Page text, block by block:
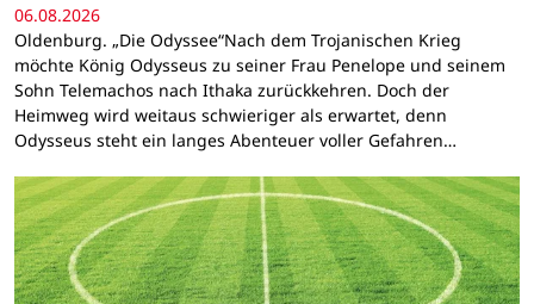
06.08.2026
Oldenburg. „Die Odyssee“Nach dem Trojanischen Krieg
möchte König Odysseus zu seiner Frau Penelope und seinem
Sohn Telemachos nach Ithaka zurückkehren. Doch der
Heimweg wird weitaus schwieriger als erwartet, denn
Odysseus steht ein langes Abenteuer voller Gefahren…